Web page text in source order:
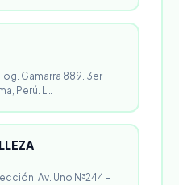
Gamarra 889. 3er
Perú. L…
Av. Uno N³244 -